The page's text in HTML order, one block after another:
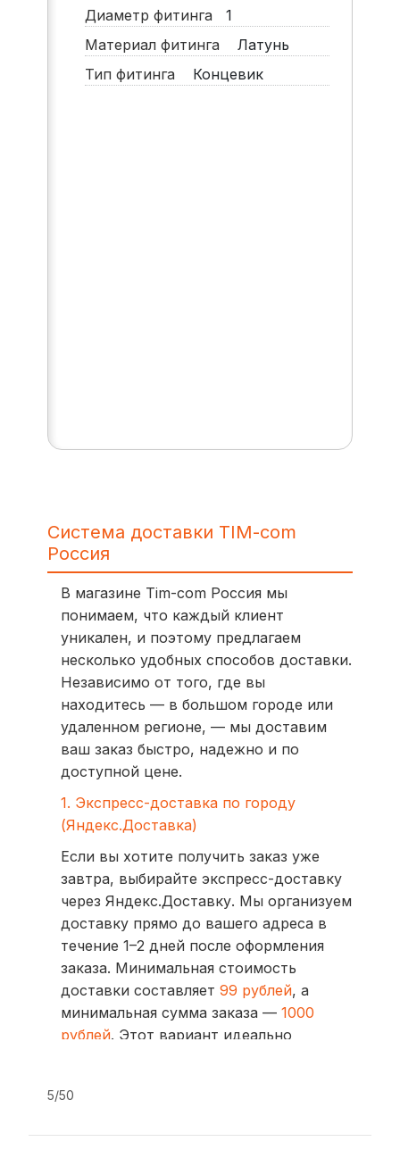
Диаметр фитинга
1
Материал фитинга
Латунь
Тип фитинга
Концевик
Система доставки TIM-com
Россия
В магазине Tim-com Россия мы
понимаем, что каждый клиент
уникален, и поэтому предлагаем
несколько удобных способов доставки.
Независимо от того, где вы
находитесь — в большом городе или
удаленном регионе, — мы доставим
ваш заказ быстро, надежно и по
доступной цене.
1. Экспресс-доставка по городу
(Яндекс.Доставка)
Если вы хотите получить заказ уже
завтра, выбирайте экспресс-доставку
через Яндекс.Доставку. Мы организуем
доставку прямо до вашего адреса в
течение 1–2 дней после оформления
заказа. Минимальная стоимость
доставки составляет 99 рублей, а
минимальная сумма заказа — 1000
рублей. Этот вариант идеально
компании (СДЭК, BoxBerry, DPD)
5/50